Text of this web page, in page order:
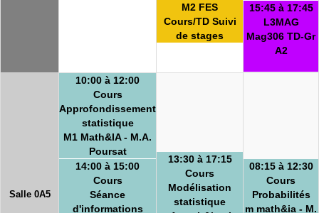
M2 FES
Cours/TD Suivi
de stages
15:45 à 17:45
L3MAG
Mag306 TD-Gr
A2
Salle 0A5
10:00 à 12:00
Cours
Approfondissement
statistique
M1 Math&IA - M.A.
Poursat
14:00 à 15:00
Cours
Séance
d'informations
13:30 à 17:15
Cours
Modélisation
statistique
08:15 à 12:30
Cours
Probabilités
m math&ia - M.